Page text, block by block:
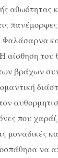
αθωότητας
Φαλάσαρνα
αίσθηση του
βράχων
που
μοναδικές
να